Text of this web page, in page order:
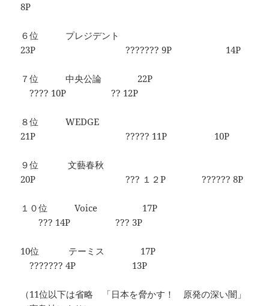
8P
６位 プレジデント
23P ??????? 9P 14P
７位 中央公論 22P
???? 10P ?? 12P
８位 WEDGE
21P ????? 11P 10P
９位 文藝春秋
20P ??? １２P ?????? 8P
１０位 Voice 17P
??? 14P ??? 3P
10位 テーミス 17P
??????? 4P 13P
（11位以下は省略 「日本を脅かす！ 原発の深い闇」